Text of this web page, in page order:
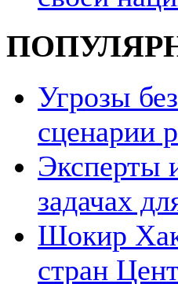
Угрозы
сценарии
Эксперты
задачах
Шокир
стран